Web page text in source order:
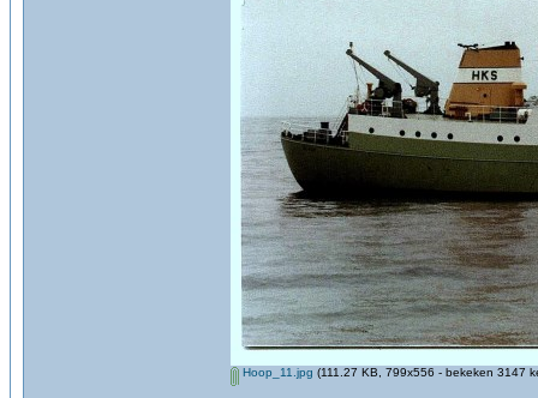
Hoop_11.jpg (111.27 KB, 799x556 - bekeken 3147